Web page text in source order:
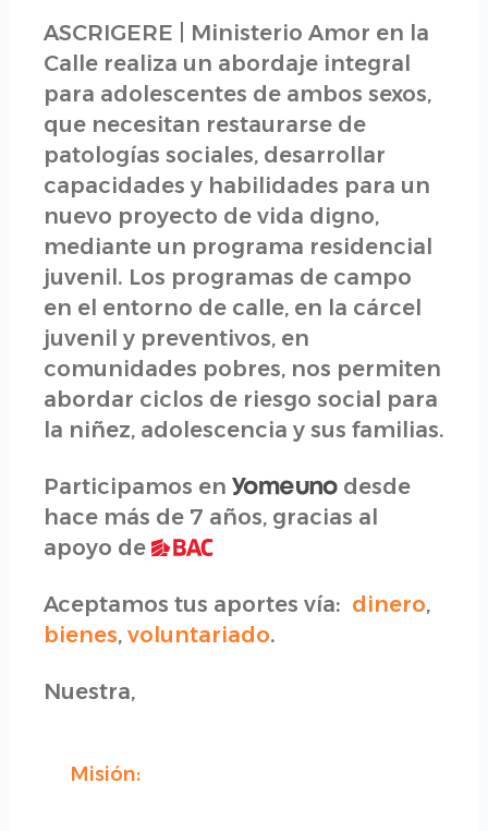
ASCRIGERE | Ministerio Amor en la
Calle realiza un abordaje integral
para adolescentes de ambos sexos,
que necesitan restaurarse de
patologías sociales, desarrollar
capacidades y habilidades para un
nuevo proyecto de vida digno,
mediante un programa residencial
juvenil. Los programas de campo
en el entorno de calle, en la cárcel
juvenil y preventivos, en
comunidades pobres, nos permiten
abordar ciclos de riesgo social para
la niñez, adolescencia y sus familias.
Participamos en
desde
hace más de 7 años, gracias al
apoyo de
Aceptamos tus aportes vía: dinero,
bienes, voluntariado.
Nuestra,
Misión: